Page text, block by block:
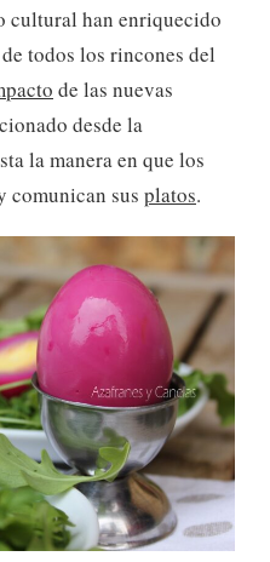
cultural han enriquecido
todos los rincones del
de las nuevas
desde la
la manera en que los
comunican sus platos.